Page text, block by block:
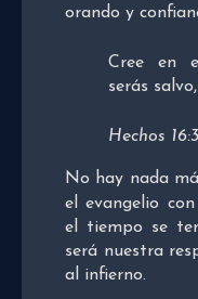
orando y
Cree en
serás
Hechos
No hay nada
el evangelio
el tiempo se
será nuestra
al infierno.